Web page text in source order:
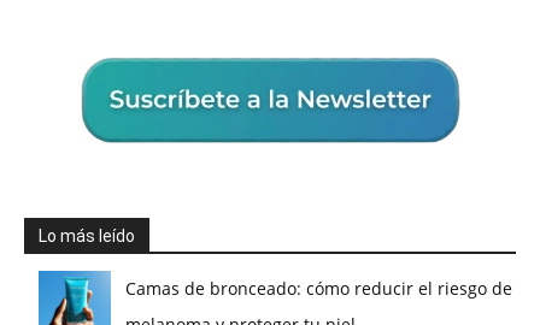
Lo más leído
Camas de bronceado: cómo reducir el riesgo de